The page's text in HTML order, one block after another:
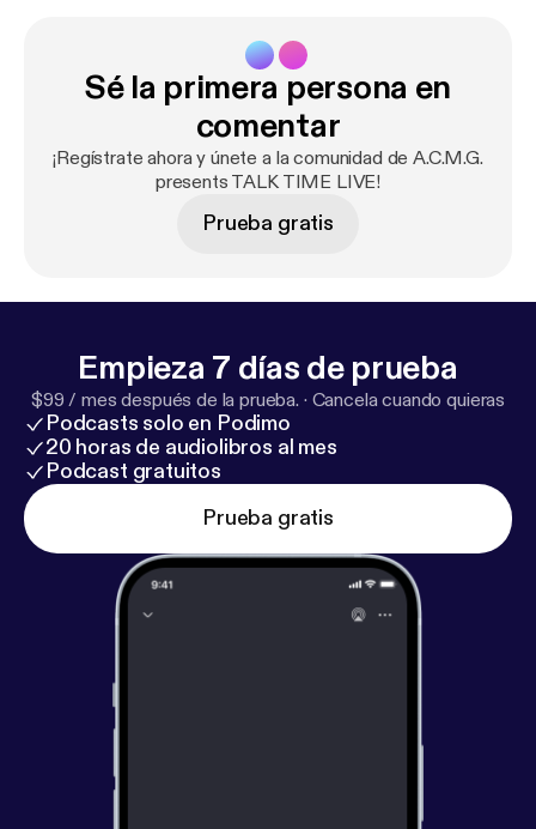
Sé la primera persona en
comentar
¡Regístrate ahora y únete a la comunidad de A.C.M.G.
presents TALK TIME LIVE!
Prueba gratis
Empieza 7 días de prueba
$99 / mes después de la prueba. · Cancela cuando quieras
Podcasts solo en Podimo
20 horas de audiolibros al mes
Podcast gratuitos
Prueba gratis